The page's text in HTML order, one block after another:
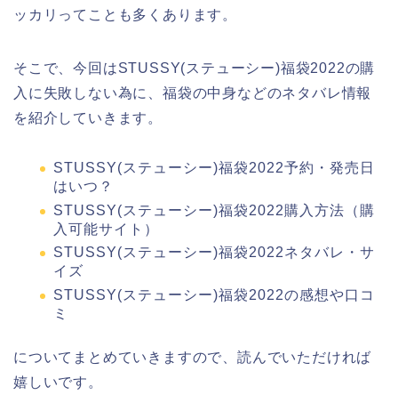
ッカリってことも多くあります。
そこで、今回はSTUSSY(ステューシー)福袋2022の購
入に失敗しない為に、福袋の中身などのネタバレ情報
を紹介していきます。
STUSSY(ステューシー)福袋2022予約・発売日
はいつ？
STUSSY(ステューシー)福袋2022購入方法（購
入可能サイト）
STUSSY(ステューシー)福袋2022ネタバレ・サ
イズ
STUSSY(ステューシー)福袋2022の感想や口コ
ミ
についてまとめていきますので、読んでいただければ
嬉しいです。